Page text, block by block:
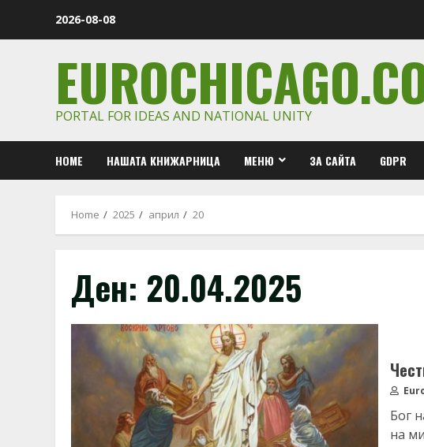
2026-08-08
PORTAL FOR IDEAS AND NATIONAL UNITY
HOME НАШАТА КНИЖАРНИЦА МЕНЮ ЗА САЙТА GDPR
Home 2025 април 20
Ден: 20.04.2025
Бог
на